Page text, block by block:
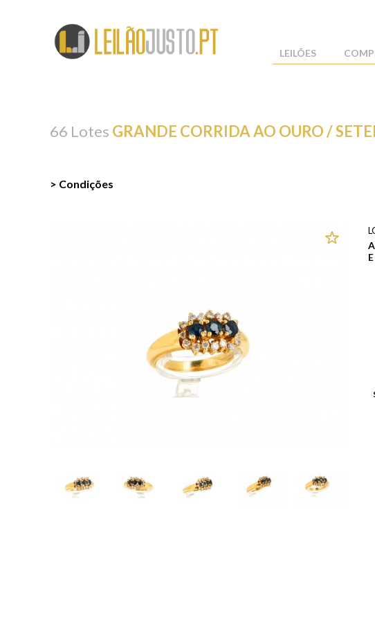
LEILÕES
66 Lotes GRANDE CORRIDA AO OURO /
> Condições